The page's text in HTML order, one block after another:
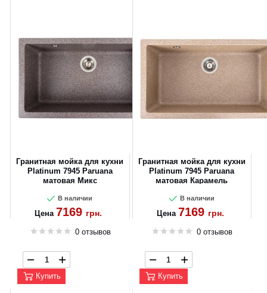
Гранитная мойка для кухни
Platinum 7945 Paruana
матовая Микс
В наличии
Цена 7169 грн.
0 отзывов
Купить
Гранитная мойка для кухни
Platinum 7945 Paruana
матовая Карамель
В наличии
Цена 7169 грн.
0 отзывов
Купить